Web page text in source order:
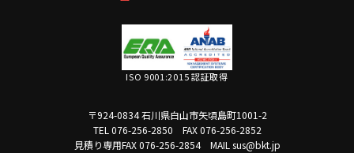
ISO 9001:2015 認証取得
〒924-0834 石川県白山市矢頃島町1001-2
TEL 076-256-2850
FAX 076-256-2852
見積り専用FAX 076-256-2854
MAIL sus@bkt.jp